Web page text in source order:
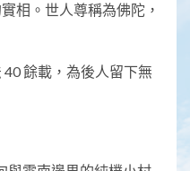
相。世人尊稱為佛陀，
餘載，為後人留下無